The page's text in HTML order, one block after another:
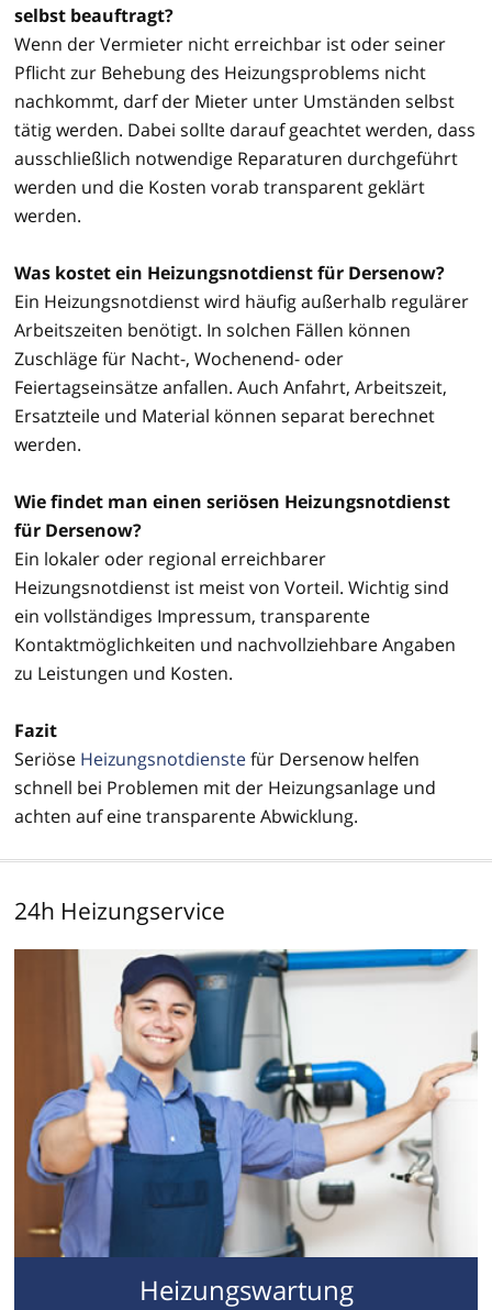
selbst beauftragt?
Wenn der Vermieter nicht erreichbar ist oder seiner
Pflicht zur Behebung des Heizungsproblems nicht
nachkommt, darf der Mieter unter Umständen selbst
tätig werden. Dabei sollte darauf geachtet werden, dass
ausschließlich notwendige Reparaturen durchgeführt
werden und die Kosten vorab transparent geklärt
werden.
Was kostet ein Heizungsnotdienst für Dersenow?
Ein Heizungsnotdienst wird häufig außerhalb regulärer
Arbeitszeiten benötigt. In solchen Fällen können
Zuschläge für Nacht-, Wochenend- oder
Feiertagseinsätze anfallen. Auch Anfahrt, Arbeitszeit,
Ersatzteile und Material können separat berechnet
werden.
Wie findet man einen seriösen Heizungsnotdienst
für Dersenow?
Ein lokaler oder regional erreichbarer
Heizungsnotdienst ist meist von Vorteil. Wichtig sind
ein vollständiges Impressum, transparente
Kontaktmöglichkeiten und nachvollziehbare Angaben
zu Leistungen und Kosten.
Fazit
Seriöse Heizungsnotdienstefür Dersenow helfen
schnell bei Problemen mit der Heizungsanlage und
achten auf eine transparente Abwicklung.
24h Heizungservice
Heizungswartung